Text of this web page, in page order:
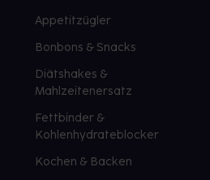
Appetitzügler
Bonbons & Snacks
Diätshakes &
Mahlzeitenersatz
Fettbinder &
Kohlenhydrateblocker
Kochen & Backen